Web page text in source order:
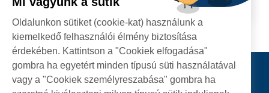
2025.01.13
TOVÁBB
Kapcsolat
KÖVESSENEK
Oldalunkon sütiket (cookie-kat) használunk a
kiemelkedő felhasználói élmény biztosítása
érdekében. Kattintson a "Cookiek elfogadása"
gombra ha egyetért minden típusú süti használatával
vagy a "Cookiek személyreszabása" gombra ha